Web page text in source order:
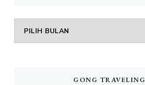
Arsip
GONG TRAVELING